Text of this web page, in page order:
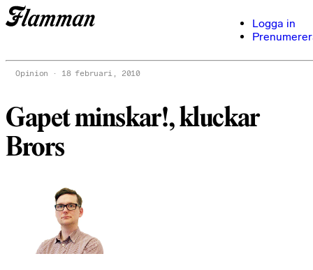
Logga in
Opinion 18 februari, 2010
Gapet minskar!, kluckar
Brors